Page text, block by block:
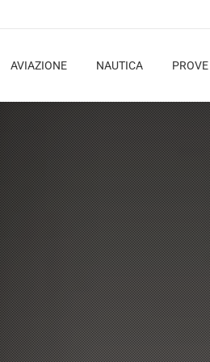
AVIAZIONE NAUTICA PROVE